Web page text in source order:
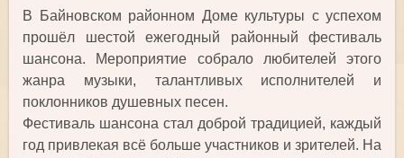
В Байновском районном Доме культуры с успехом
прошёл шестой ежегодный районный фестиваль
шансона. Мероприятие собрало любителей этого
жанра музыки, талантливых исполнителей и
поклонников душевных песен.
Фестиваль шансона стал доброй традицией, каждый
год привлекая всё больше участников и зрителей. На